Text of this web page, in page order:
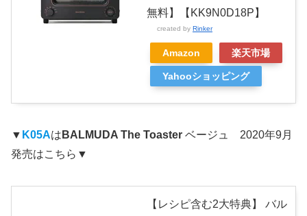
無料】【KK9N0D18P】
created by Rinker
Amazon 楽天市場
Yahooショッピング
▼ K05Aは BALMUDA The Toaster ベージュ 2020年9月
発売はこちら▼
【レシピ含む2大特典】 バル